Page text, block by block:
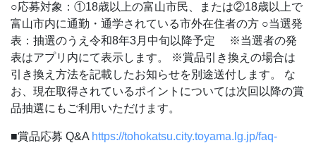
○応募対象：①18歳以上の富山市民、または②18歳以上で
富山市内に通勤・通学されている市外在住者の方 ○当選発
表：抽選のうえ令和8年3月中旬以降予定
※当選者の発
表はアプリ内にて表示します。
※賞品引き換えの場合は
引き換え方法を記載したお知らせを別途送付します。
な
お、現在取得されているポイントについては次回以降の賞
品抽選にもご利用いただけます。
■賞品応募 Q&A https://tohokatsu.city.toyama.lg.jp/faq-